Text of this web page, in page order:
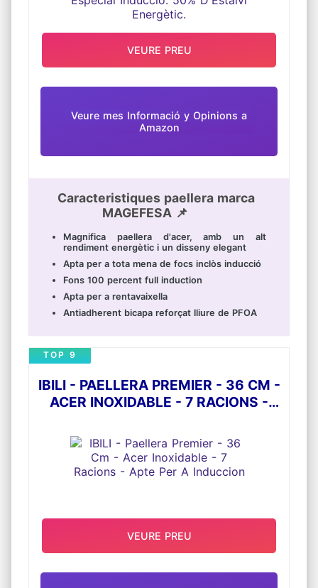
Veure mes Informació y Opinions a
Amazon
Caracteristiques paellera marca
MAGEFESA 📌
Magnifica paellera d'acer, amb un alt
rendiment energètic i un disseny elegant
Apta per a tota mena de focs inclòs inducció
Fons 100 percent full induction
Apta per a rentavaixella
Antiadherent bicapa reforçat lliure de PFOA
VEURE PREU
IBILI - PAELLERA PREMIER - 36 CM -
ACER INOXIDABLE - 7 RACIONS -
TOP 9
VEURE PREU